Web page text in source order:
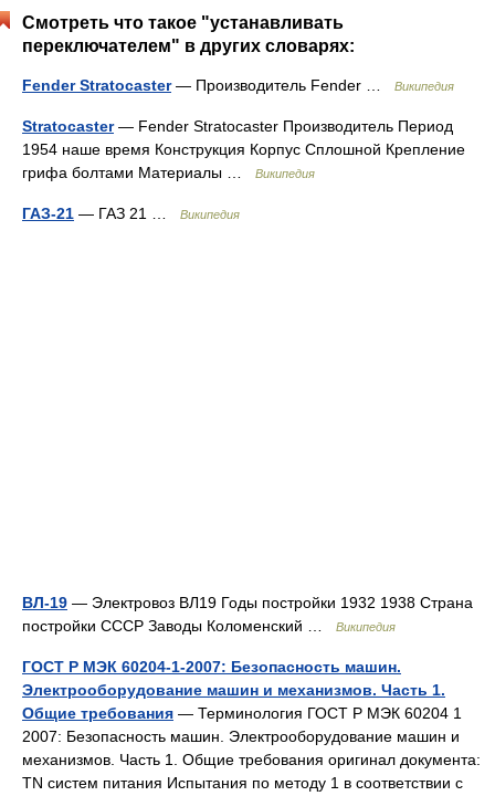
Смотреть что такое "устанавливать
переключателем" в других словарях:
Fender Stratocaster— Производитель Fender … Википедия
Stratocaster— Fender Stratocaster Производитель Период
1954 наше время Конструкция Корпус Сплошной Крепление
грифа болтами Материалы …
Википедия
ГАЗ-21 — ГАЗ 21 … Википедия
ВЛ-19 — Электровоз ВЛ19 Годы постройки 1932 1938 Страна
постройки СССР Заводы Коломенский …
Википедия
ГОСТ Р МЭК 60204-1-2007: Безопасность машин.
Электрооборудование машин и механизмов. Часть 1.
Общие требования — Терминология ГОСТ Р МЭК 60204 1
2007: Безопасность машин. Электрооборудование машин и
механизмов. Часть 1. Общие требования оригинал документа:
TN систем питания Испытания по методу 1 в соответствии с